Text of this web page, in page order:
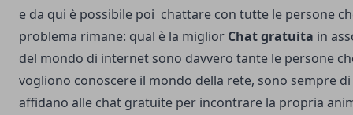
e da qui è possibile poi chattare con tutte le persone
problema rimane: qual è la miglior Chat gratuita in
del mondo di internet sono davvero tante le persone
vogliono conoscere il mondo della rete, sono sempre
affidano alle chat gratuite per incontrare la propria